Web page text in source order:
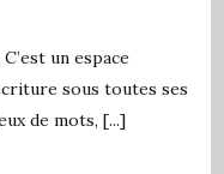
un espace
sous toutes ses
de mots, [...]